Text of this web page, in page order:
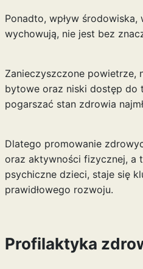
Ponadto, wpływ
wychowują, nie jest bez
Zanieczyszczone powietrze,
bytowe oraz niski dostęp do
pogarszać stan zdrowia
Dlatego promowanie
oraz aktywności fizycznej, a
psychiczne dzieci, staje się
prawidłowego rozwoju.
Profilaktyka